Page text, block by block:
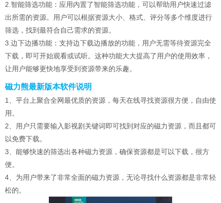
2.智能筛选功能：应用内置了智能筛选功能，可以帮助用户快速过滤
出所需的资源。用户可以根据资源大小、格式、评分等多个维度进行
筛选，找到最符合自己需求的资源。
3.边下边播功能：支持边下载边播放的功能，用户无需等待资源完全
下载，即可开始观看或试听。这种功能大大提高了用户的使用效率，
让用户能够更快地享受到资源带来的乐趣。
磁力熊最新版本软件说明
1、平台上聚合全网最优质的资源，每天在线寻找资源很方便，自由使
用。
2、用户只需要输入影视剧关键词即可找到对应的磁力资源，而且都可
以免费下载。
3、能够快速的筛选出各种磁力资源，确保资源都是可以下载，很方
便。
4、为用户带来了非常全面的磁力资源，无论寻找什么资源都是非常轻
松的。